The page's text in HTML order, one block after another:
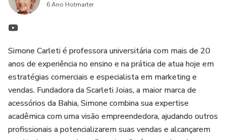
💰 INVESTIMENTO: Apenas R$ 19,90 para um ano inteiro.
vendas de forma profissional!
6 Ano Hotmarter
Simone Carleti é professora universitária com mais de 20
anos de experiência no ensino e na prática de atua hoje em
estratégias comerciais e especialista em marketing e
vendas. Fundadora da Scarleti Joias, a maior marca de
acessórios da Bahia, Simone combina sua expertise
acadêmica com uma visão empreendedora, ajudando outros
profissionais a potencializarem suas vendas e alcançarem